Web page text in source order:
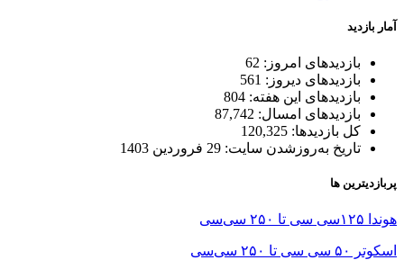
آمار بازدید
بازدیدهای امروز: 62
بازدیدهای دیروز: 561
بازدیدهای این هفته: 804
بازدیدهای امسال: 87,742
کل بازدیدها: 120,325
تاریخ به‌روزشدن سایت: 29 فروردین 1403
پربازدیترین ها
هوندا ۱۲۵سی سی تا ۲۵۰ سی‌سی
اسکوتر ۵۰ سی سی تا ۲۵۰ سی‌سی